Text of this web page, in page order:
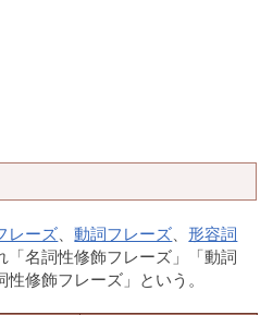
レーズ 、動詞フレーズ 、形容詞
「名詞性修飾フレーズ」「動詞
修飾フレーズ」という。